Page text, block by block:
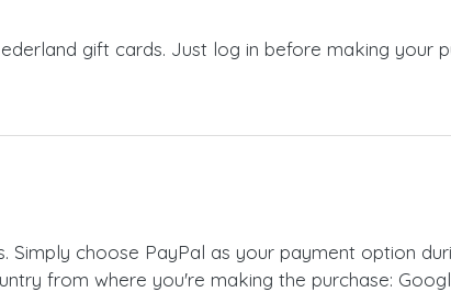
gift cards. Just log in before making your
choose PayPal as your payment option
from where you're making the purchase: